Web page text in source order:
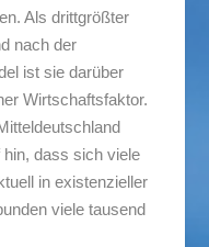
Als drittgrößter
nach der
ist sie darüber
Wirtschaftsfaktor.
dass sich viele
in existenzieller
viele tausend